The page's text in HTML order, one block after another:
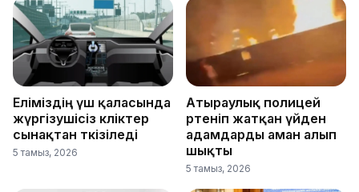
Еліміздің үш қаласында
жүргізушісіз көліктер
сынақтан өткізіледі
5 тамыз, 2026
Атыраулық полицей
өртеніп жатқан үйден
адамдарды аман алып
шықты
5 тамыз, 2026